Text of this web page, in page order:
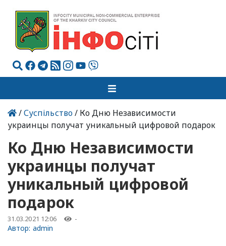
/Суспільство/ Ко Дню Независимости
украинцы получат уникальный цифровой подарок
Ко Дню Независимости
украинцы получат
уникальный цифровой
подарок
31.03.2021 12:06 -
Автор: admin